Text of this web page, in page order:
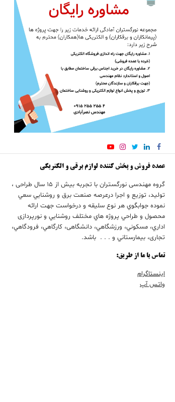
عمده فروش و پخش کننده لوازم برقی و الکتریکی
گروه مهندسی نورگستران با تجربه بيش از 15 سال طراحی ،
تولید، توزیع و اجرا درعرصه صنعت برق و روشنايي سعي
نموده جوابگوي هر نوع سليقه و درخواست جهت ارائه
محصول و طراحي پروژه هاي مختلف روشنايي و نورپردازی
اداري، مسكوني، ورزشگاهي، دانشگاهی، كارگاهي، فرودگاهي،
تجاری، بيمارستاني و . . . باشد.
تماس با ما از طریق:
اینستاگرام
واتس آپ